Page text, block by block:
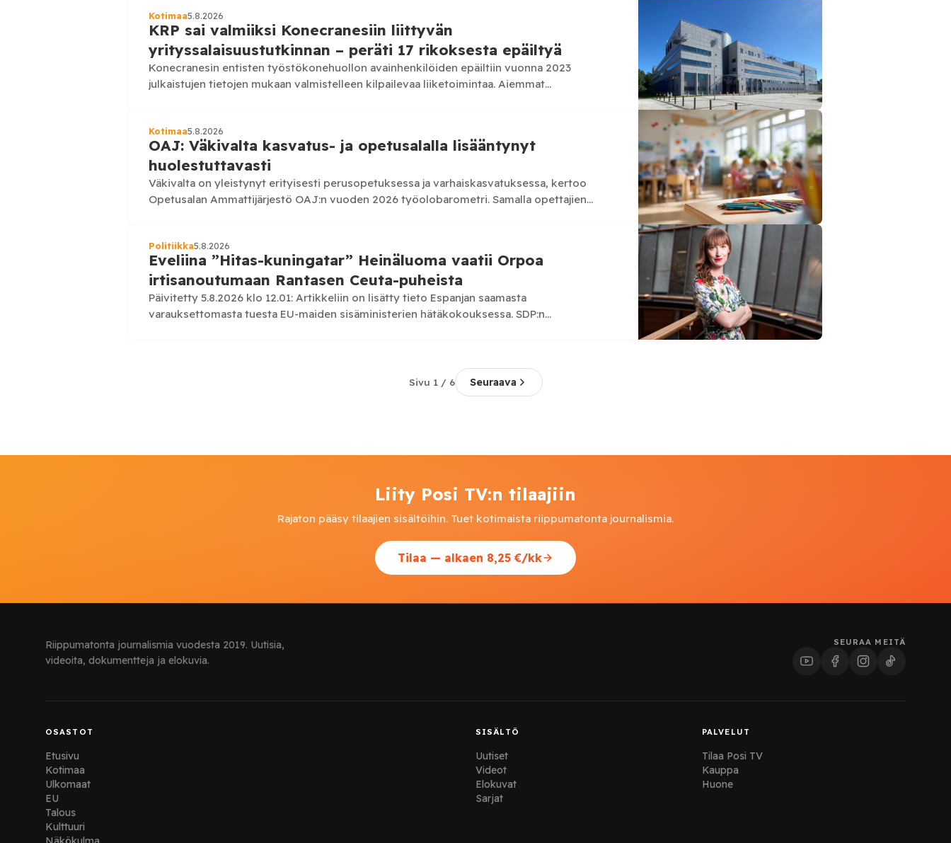
Kotimaa5.8.2026
KRP sai valmiiksi Konecranesiin liittyvän
yrityssalaisuustutkinnan – peräti 17 rikoksesta epäiltyä
Konecranesin entisten työstökonehuollon avainhenkilöiden epäiltiin vuonna 2023
julkaistujen tietojen mukaan valmistelleen kilpailevaa liiketoimintaa. Aiemmat
Kotimaa5.8.2026
OAJ: Väkivalta kasvatus- ja opetusalalla lisääntynyt
huolestuttavasti
Väkivalta on yleistynyt erityisesti perusopetuksessa ja varhaiskasvatuksessa, kertoo
Opetusalan Ammattijärjestö OAJ:n vuoden 2026 työolobarometri. Samalla opettajien
Politiikka5.8.2026
Eveliina ”Hitas-kuningatar” Heinäluoma vaatii Orpoa
irtisanoutumaan Rantasen Ceuta-puheista
Päivitetty 5.8.2026 klo 12.01: Artikkeliin on lisätty tieto Espanjan saamasta
varauksettomasta tuesta EU-maiden sisäministerien hätäkokouksessa. SDP:n
Sivu 1 / 6 Seuraava
Liity Posi TV:n tilaajiin
Rajaton pääsy tilaajien sisältöihin. Tuet kotimaista riippumatonta journalismia.
Tilaa — alkaen 8,25 €/kk
Riippumatonta journalismia vuodesta 2019. Uutisia,
videoita, dokumentteja ja elokuvia.
SEURAA MEITÄ
OSASTOT
Etusivu
Kotimaa
Ulkomaat
EU
Talous
Kulttuuri
SISÄLTÖ
Uutiset
Videot
Elokuvat
Sarjat
PALVELUT
Tilaa Posi TV
Kauppa
Huone